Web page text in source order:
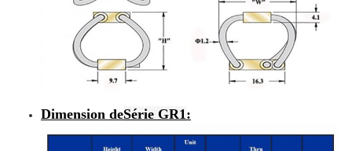
Dimension deSérie GR1 :